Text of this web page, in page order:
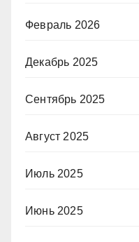
Февраль 2026
Декабрь 2025
Сентябрь 2025
Август 2025
Июль 2025
Июнь 2025